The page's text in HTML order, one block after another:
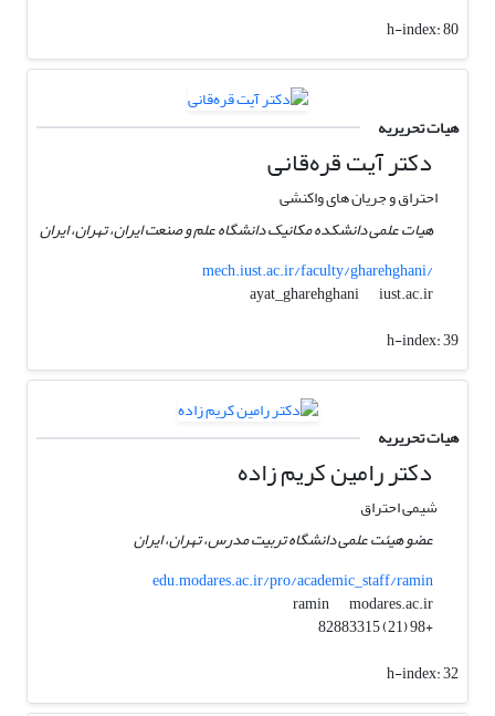
h-index:80
هیات تحریریه
دکتر آیت قره‌قانی
احتراق و جریان های واکنشی
هیات علمی دانشکده مکانیک دانشگاه علم و صنعت ایران، تهران، ایران
mech.iust.ac.ir/faculty/gharehghani/
ayat_gharehghani
iust.ac.ir
h-index:39
هیات تحریریه
دکتر رامین کریم زاده
شیمی احتراق
عضو هیئت علمی دانشگاه تربیت مدرس، تهران، ایران
edu.modares.ac.ir/pro/academic_staff/ramin
ramin
modares.ac.ir
+98 (21) 82883315
h-index:32